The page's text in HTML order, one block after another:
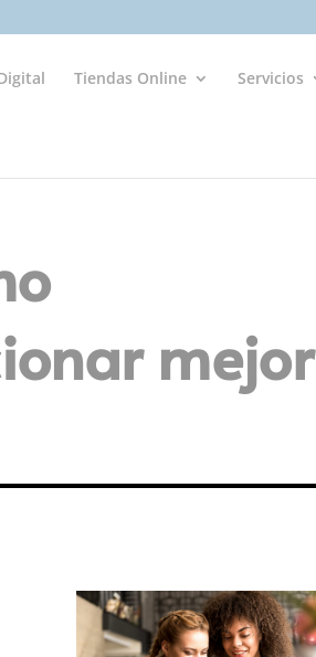
Tiendas Online Servicios
mejor